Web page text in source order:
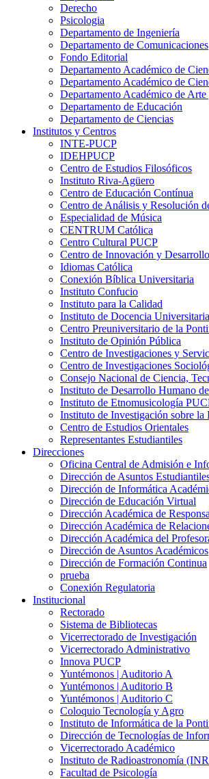
Derecho
Psicologia
Departamento de Ingeniería
Departamento de Comunicaciones
Fondo Editorial
Departamento Académico de
Departamento Académico de
Departamento Académico de
Departamento de Educación
Departamento de Ciencias
Institutos y Centros
INTE-PUCP
IDEHPUCP
Centro de Estudios Filosóficos
Instituto Riva-Agüero
Centro de Educación Contínua
Centro de Análisis y Resolución
Especialidad de Música
CENTRUM Católica
Centro Cultural PUCP
Centro de Innovación y
Idiomas Católica
Conexión Bíblica Universitaria
Instituto Confucio
Instituto para la Calidad
Instituto de Docencia Universitaria
Centro Preuniversitario de la
Instituto de Opinión Pública
Centro de Investigaciones y
Centro de Investigaciones
Consejo Nacional de Ciencia,
Instituto de Desarrollo Humano
Instituto de Etnomusicología
Instituto de Investigación sobre
Centro de Estudios Orientales
Representantes Estudiantiles
Direcciones
Oficina Central de Admisión e
Dirección de Asuntos
Dirección de Informática
Dirección de Educación Virtual
Dirección Académica de
Dirección Académica de
Dirección Académica del
Dirección de Asuntos Académicos
Dirección de Formación Continua
prueba
Conexión Regulatoria
Institucional
Rectorado
Sistema de Bibliotecas
Vicerrectorado de Investigación
Vicerrectorado Administrativo
Innova PUCP
Yuntémonos | Auditorio A
Yuntémonos | Auditorio B
Yuntémonos | Auditorio C
Coloquio Tecnología y Agro
Instituto de Informática de la
Dirección de Tecnologías de
Vicerrectorado Académico
Instituto de Radioastronomía
Facultad de Psicología